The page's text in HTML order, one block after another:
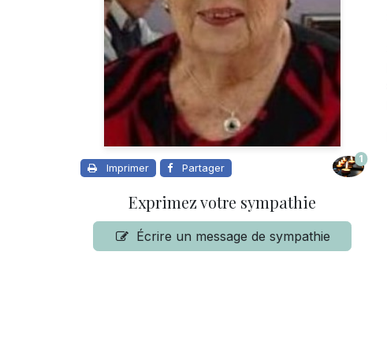
Imprimer Partager
1
Exprimez votre sympathie
Écrire un message de sympathie